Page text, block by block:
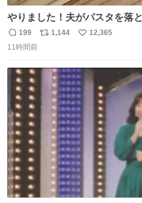
やりました！夫がパスタを落
た！よかったーーー！ファー
て！これで第二波いつでもい
は乾燥パスタに負けます。豆
返
信
199
リ
1,144
い
数
12,365
11時間前